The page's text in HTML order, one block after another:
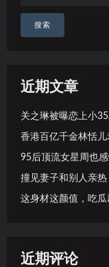
搜索
近期文章
关之琳被曝恋上小
香港百亿千金林恬
95后顶流女星周也
撞见妻子和别人亲
这身材这颜值，吃
近期评论